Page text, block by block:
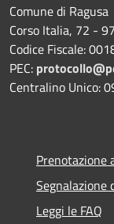
Comune di Ragusa
Corso Italia, 72 -
Codice Fiscale:
PEC:
Centralino Unico:
Prenotazione
Segnalazione
Leggi le FAQ